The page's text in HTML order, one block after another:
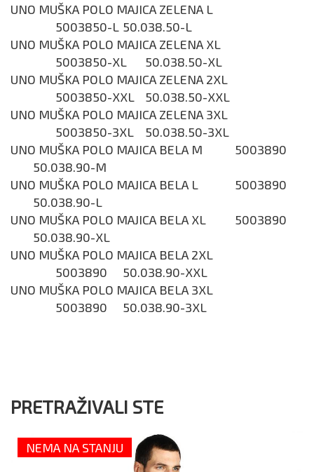
UNO MUŠKA POLO MAJICA ZELENA L
5003850-L 50.038.50-L
UNO MUŠKA POLO MAJICA ZELENA XL
5003850-XL
50.038.50-XL
UNO MUŠKA POLO MAJICA ZELENA 2XL
5003850-XXL
50.038.50-XXL
UNO MUŠKA POLO MAJICA ZELENA 3XL
5003850-3XL
50.038.50-3XL
UNO MUŠKA POLO MAJICA BELA M
5003890
50.038.90-M
UNO MUŠKA POLO MAJICA BELA L
5003890
50.038.90-L
UNO MUŠKA POLO MAJICA BELA XL
5003890
50.038.90-XL
UNO MUŠKA POLO MAJICA BELA 2XL
5003890
50.038.90-XXL
UNO MUŠKA POLO MAJICA BELA 3XL
5003890
50.038.90-3XL
PRETRAŽIVALI STE
NEMA NA STANJU